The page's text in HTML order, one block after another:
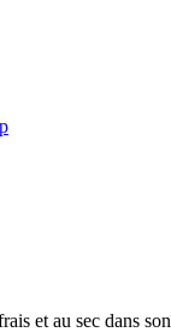
et au sec dans